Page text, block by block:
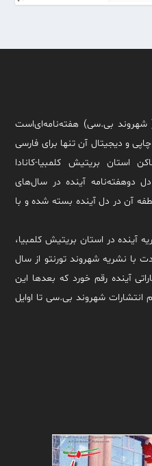
شهروند بی.سی) هفته‌نامه‌ای‌است
و دیجیتال آن تنها برای فارسی
استان بریتیش کلمبیا-کانادا
دوهفته‌نامه آینده در سال‌های
نطفه آن در دل آینده بسته شده و با
آینده در استان بریتیش کلمبیا،
نشریه شهروند تورنتو از سال
آینده رقم خورد که بعدها این
انتشارات شهروند بی.سی تا اوایل